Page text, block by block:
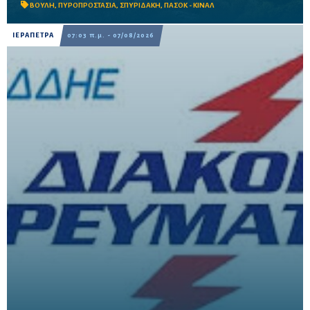
ΒΟΥΛΗ, ΠΥΡΟΠΡΟΣΤΑΣΙΑ, ΣΠΥΡΙΔΑΚΗ, ΠΑΣΟΚ - ΚΙΝΑΛ
ΙΕΡΑΠΕΤΡΑ 07:03 π.μ. - 07/08/2026